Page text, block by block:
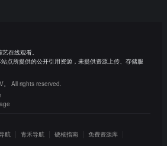
在线观看。
点所提供的公开引用资源，未提供资源上传、存储服
All rights reserved.
航 青禾导航 硬核指南
免费资源库